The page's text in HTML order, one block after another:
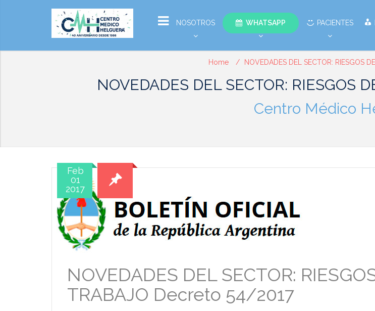
NOSOTROS WHATSAPP PACIENTES
Home NOVEDADES DEL SECTOR: RIESGOS
NOVEDADES DEL SECTOR: RIESGOS
Centro Médico
Feb
01
2017
NOVEDADES DEL SECTOR:
TRABAJO Decreto 54/2017